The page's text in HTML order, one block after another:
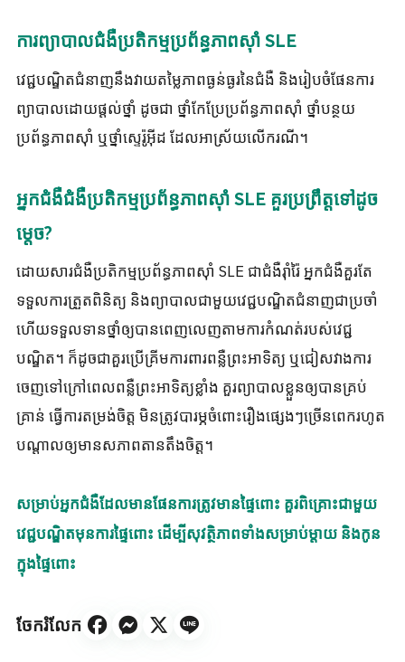
ការព្យាបាលជំងឺប្រតិកម្មប្រព័ន្ធភាពស៊ាំ SLE
វេជ្ជបណ្ឌិតជំនាញនឹងវាយតម្លៃភាពធ្ងន់ធ្ងរនៃជំងឺ និងរៀបចំផែនការ
ព្យាបាលដោយផ្តល់ថ្នាំ ដូចជា ថ្នាំកែប្រែប្រព័ន្ធភាពស៊ាំ ថ្នាំបន្ថយ
ប្រព័ន្ធភាពស៊ាំ ឬថ្នាំស្ទេរ៉ូអ៊ីដ ដែលអាស្រ័យលើករណី។
អ្នកជំងឺជំងឺប្រតិកម្មប្រព័ន្ធភាពស៊ាំ SLE គួរប្រព្រឹត្តទៅដូច
ម្តេច?
ដោយសារជំងឺប្រតិកម្មប្រព័ន្ធភាពស៊ាំ SLE ជាជំងឺរ៉ាំរ៉ៃ អ្នកជំងឺគួរតែ
ទទួលការត្រួតពិនិត្យ និងព្យាបាលជាមួយវេជ្ជបណ្ឌិតជំនាញជាប្រចាំ
ហើយទទួលទានថ្នាំឲ្យបានពេញលេញតាមការកំណត់របស់វេជ្ជ
បណ្ឌិត។ ក៏ដូចជាគួរប្រើគ្រីមការពារពន្លឺព្រះអាទិត្យ ឬជៀសវាងការ
ចេញទៅក្រៅពេលពន្លឺព្រះអាទិត្យខ្លាំង គួរព្យាបាលខ្លួនឲ្យបានគ្រប់
គ្រាន់ ធ្វើការតម្រង់ចិត្ត មិនត្រូវបារម្ភចំពោះរឿងផ្សេងៗច្រើនពេករហូត
បណ្តាលឲ្យមានសភាពតានតឹងចិត្ត។
សម្រាប់អ្នកជំងឺដែលមានផែនការត្រូវមានផ្ទៃពោះ គួរពិគ្រោះជាមួយ
វេជ្ជបណ្ឌិតមុនការផ្ទៃពោះ ដើម្បីសុវត្ថិភាពទាំងសម្រាប់ម្ដាយ និងកូន
ក្នុងផ្ទៃពោះ
ចែករំលែក